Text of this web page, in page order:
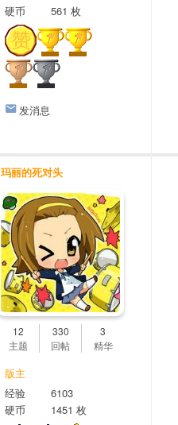
硬币
561 枚
发消息
玛丽的死对头
12
主题
330
回帖
3
精华
版主
经验
6103
硬币
1451 枚